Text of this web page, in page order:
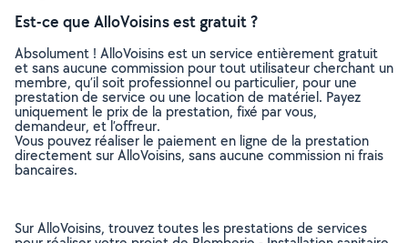
Est-ce que AlloVoisins est gratuit ?
Absolument ! AlloVoisins est un service entièrement gratuit
et sans aucune commission pour tout utilisateur cherchant un
membre, qu’il soit professionnel ou particulier, pour une
prestation de service ou une location de matériel. Payez
uniquement le prix de la prestation, fixé par vous,
demandeur, et l’offreur.
Vous pouvez réaliser le paiement en ligne de la prestation
directement sur AlloVoisins, sans aucune commission ni frais
bancaires.
Sur AlloVoisins, trouvez toutes les prestations de services